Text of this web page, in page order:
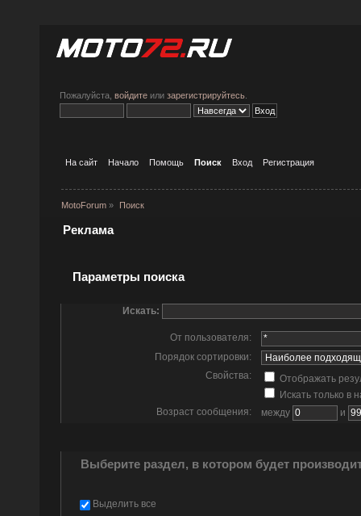
Пожалуйста, войдите или зарегистрируйтесь
На сайт Начало Помощь Поиск Вход Регистрация
MotoForum » Поиск
Реклама
Параметры поиска
Искать:
От пользователя:
Порядок сортировки:
Свойства:
Отображать
Искать только в
Возраст сообщения:
между и
Выберите раздел, в котором будет
Выделить все